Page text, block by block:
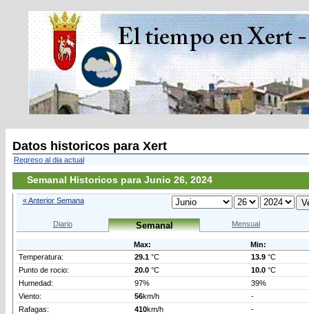
Datos historicos para Xert
Regreso al dia actual
Semanal Historicos para Junio 26, 2024
« Anterior Semana
Diario Semanal Mensual
Max:
Min:
Temperatura:
29.1 °C 13.9 °C
Punto de rocio:
20.0 °C 10.0 °C
Humedad:
97%
39%
Viento:
56km/h
-
Rafagas:
410km/h
-